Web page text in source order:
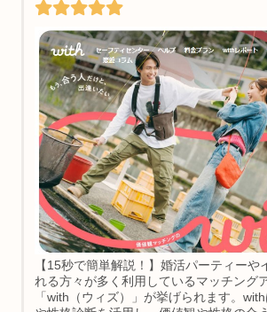
【15秒で簡単解説！】婚活パーティーや
れる方々が多く利用しているマッチング
「with（ウィズ）」が挙げられます。